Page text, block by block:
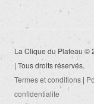
La Clique du Plateau ©
| Tous droits réservés.
Termes et conditions |
confidentialite